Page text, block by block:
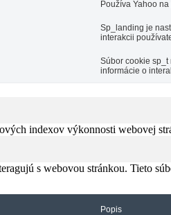
Používa Yahoo
Sp_landing je
interakcii
Súbor cookie
informácie o
indexov výkonnosti webovej
s webovou stránkou. Tieto
Popis